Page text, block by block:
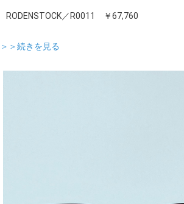
RODENSTOCK／R0011 ￥67,760
＞＞続きを見る